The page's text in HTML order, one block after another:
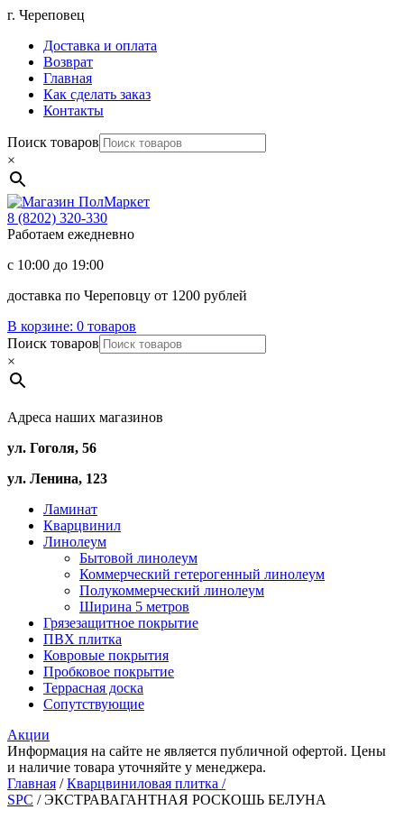
Перейти
содержимому
г. Череповец
Доставка и оплата
Возврат
Главная
Как сделать заказ
Контакты
Поиск товаров
×
Магазин
8 (8202) 320-330
Работаем ежедневно
с 10:00 до 19:00
доставка по Череповцу от 1200 рублей
В корзине: 0 товаров
Поиск товаров
×
Адреса наших магазинов
ул. Гоголя, 56
ул. Ленина, 123
Ламинат
Кварцвинил
Линолеум
Бытовой линолеум
Коммерческий гетерогенный линолеум
Полукоммерческий линолеум
Ширина 5 метров
Грязезащитное покрытие
ПВХ плитка
Ковровые покрытия
Пробковое покрытие
Террасная доска
Сопутствующие
Акции
Информация на сайте не является публичной офертой. Цены
и наличие товара уточняйте у менеджера.
Главная /Кварцвиниловая плитка /
SPС / ЭКСТРАВАГАНТНАЯ РОСКОШЬ БЕЛУНА